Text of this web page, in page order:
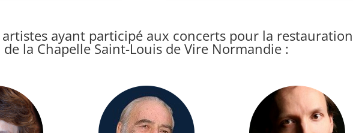
ayant participé aux concerts pour la restauration
de la Chapelle Saint-Louis de Vire Normandie :